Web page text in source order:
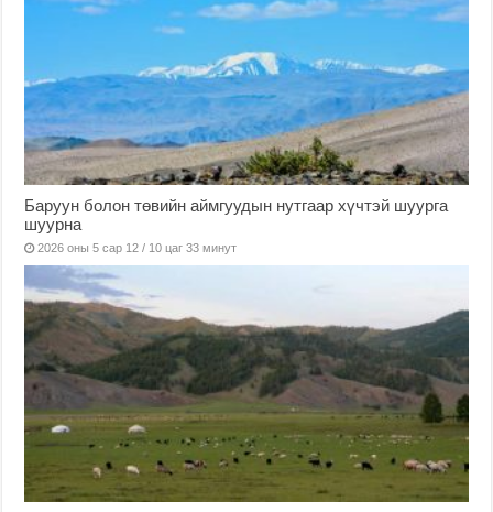
Баруун болон төвийн аймгуудын нутгаар хүчтэй шуурга
шуурна
2026 оны 5 сар 12 / 10 цаг 33 минут